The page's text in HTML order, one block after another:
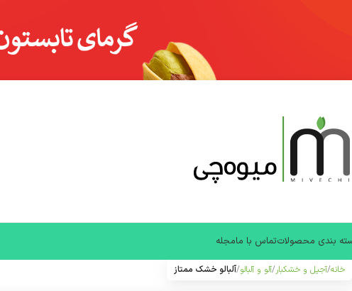
بندی محصولاتتماس با مامجله
خانه آجیل و خشکبار آلو و آلبالو آلبالو خشک ممتاز